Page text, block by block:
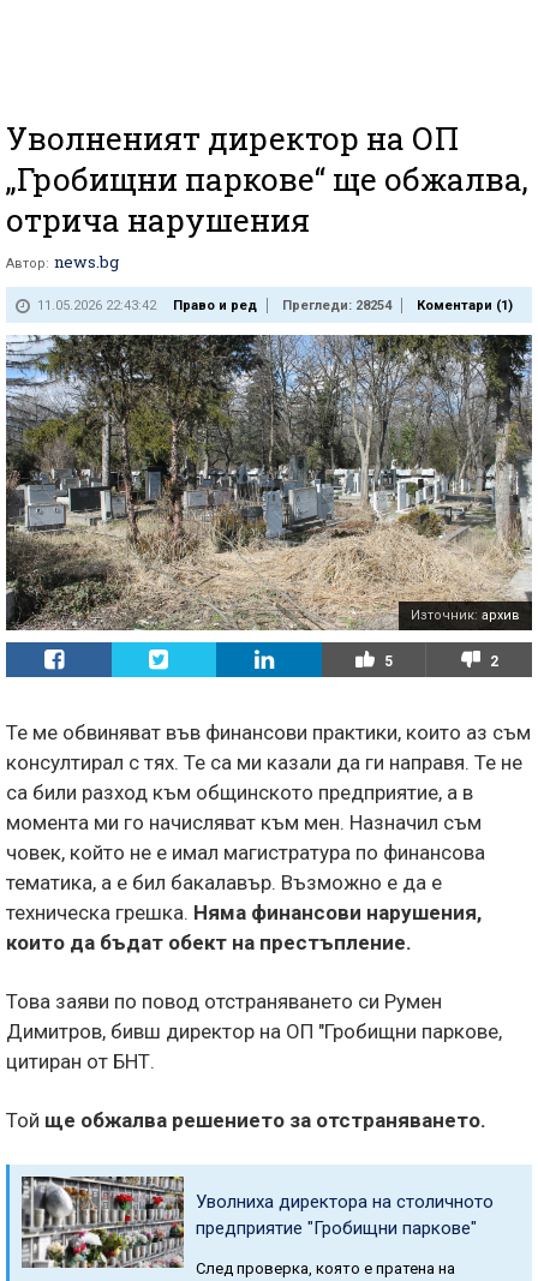
Уволненият директор на ОП
„Гробищни паркове“ ще обжалва,
отрича нарушения
Автор: news.bg
11.05.2026 22:43:42 Право и ред Прегледи: 28254 Коментари (1)
Източник: архив
5 2
Те ме обвиняват във финансови практики, които аз съм
консултирал с тях. Те са ми казали да ги направя. Те не
са били разход към общинското предприятие, а в
момента ми го начисляват към мен. Назначил съм
човек, който не е имал магистратура по финансова
тематика, а е бил бакалавър. Възможно е да е
техническа грешка. Няма финансови нарушения,
които да бъдат обект на престъпление.
Това заяви по повод отстраняването си Румен
Димитров, бивш директор на ОП "Гробищни паркове,
цитиран от БНТ.
Той ще обжалва решението за отстраняването.
Уволниха директора на столичното
предприятие "Гробищни паркове"
След проверка, която е пратена на